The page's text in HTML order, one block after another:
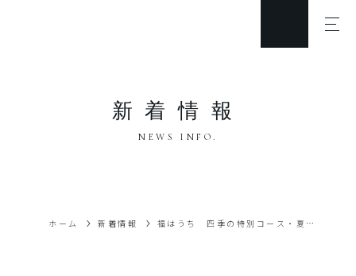
新着情報
NEWS INFO.
ホーム 新着情報 福はうち 四季の特別コース・夏